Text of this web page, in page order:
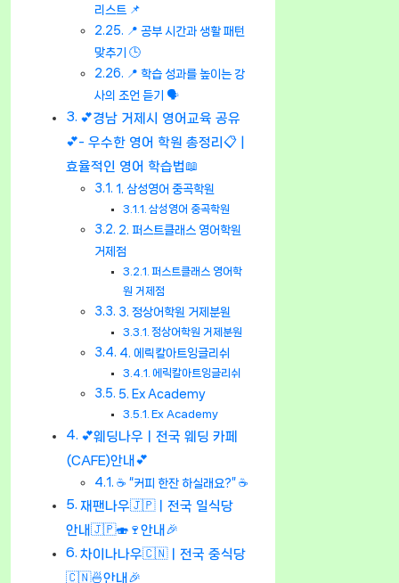
리스트 📌
📍 공부 시간과 생활 패턴
맞추기 🕒
📍 학습 성과를 높이는 강
사의 조언 듣기 🗣️
💕경남 거제시 영어교육 공유
💕- 우수한 영어 학원 총정리📋 |
효율적인 영어 학습법📖
1. 삼성영어 중곡학원
삼성영어 중곡학원
2. 퍼스트클래스 영어학원
거제점
퍼스트클래스 영어학
원 거제점
3. 정상어학원 거제분원
정상어학원 거제분원
4. 에릭칼아트잉글리쉬
에릭칼아트잉글리쉬
5. Ex Academy
Ex Academy
💕웨딩나우ㅣ전국 웨딩 카페
(CAFE)안내💕
☕ “커피 한잔 하실래요?” ☕
재팬나우🇯🇵ㅣ전국 일식당
안내🇯🇵🍣🍷안내🎉
차이나나우🇨🇳ㅣ전국 중식당
🇨🇳🍜안내🎉